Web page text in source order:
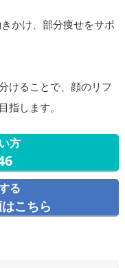
かけ、部分痩せをサポ
けることで、顔のリフ
指します。
方
る
こちら